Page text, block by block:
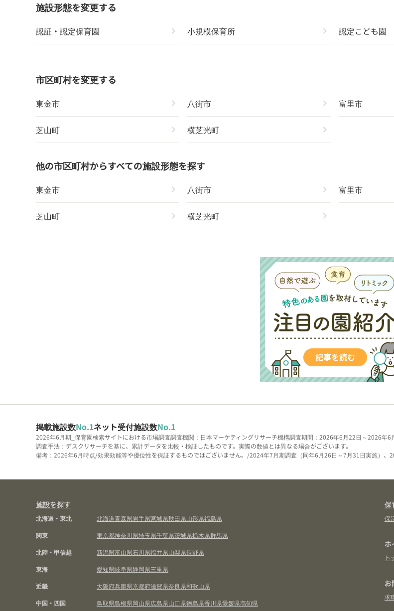
施設形態を変更する
認証・認定保育園 chevron_right 小規模保育所 chevron_right 認定こども園
市区町村を変更する
東金市 chevron_right 八街市 chevron_right 富里市
芝山町 chevron_right 横芝光町 chevron_right
他の市区町村からすべての施設形態を探す
東金市 chevron_right 八街市 chevron_right 富里市
芝山町 chevron_right 横芝光町 chevron_right
掲載施設数No.1ネット受付施設数No.1
2026年6月期_保育園検索サイトにおける市場調査調査機関：日本マーケティングリサーチ機構調査期間：2026年6月22日～2026年6
調査手法：デスクリサーチを基に、累計データを比較・検証したものです。実際の数値とは異なる場合がございます。
備考：2026年6月時点/効果効能等や優位性を保証するものではございません。/2024年7月期調査（同年6月26日～7月31日実施）
施設を探す
北海道・東北 北海道青森県岩手県宮城県秋田県山形県福島県
関東
東京都神奈川県埼玉県千葉県茨城県栃木県群馬県
北陸・甲信越
新潟県富山県石川県福井県山梨県長野県
東海
愛知県岐阜県静岡県三重県
近畿
大阪府兵庫県京都府滋賀県奈良県和歌山県
中国・四国
鳥取県島根県岡山県広島県山口県徳島県香川県愛媛県高知県
保
保
ホ
ト
お
求